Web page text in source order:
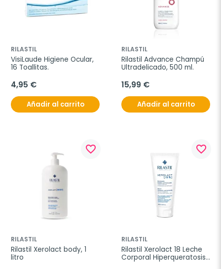
RILASTIL
VisiLaude Higiene Ocular,
16 Toallitas.
4,95 €
Añadir al carrito
RILASTIL
Rilastil Advance Champú
Ultradelicado, 500 ml.
15,99 €
Añadir al carrito
favorite_border
RILASTIL
Rilastil Xerolact body, 1
litro
favorite_border
RILASTIL
Rilastil Xerolact 18 Leche
Corporal Hiperqueratosis,